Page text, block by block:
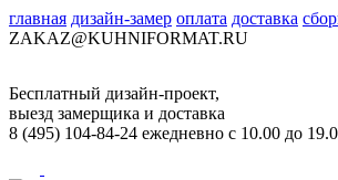
главная дизайн-замер оплата доставка
ZAKAZ@KUHNIFORMAT.RU
Бесплатный дизайн-проект,
выезд замерщика и доставка
8 (495) 104-84-24 ежедневно с 10.00 до